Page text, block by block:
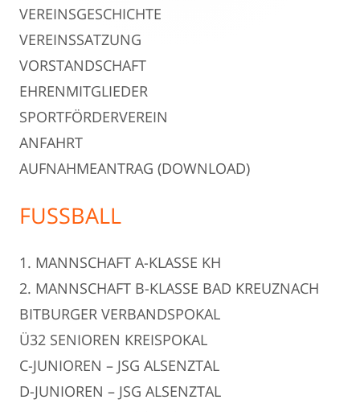
VEREINSGESCHICHTE
VEREINSSATZUNG
VORSTANDSCHAFT
EHRENMITGLIEDER
SPORTFÖRDERVEREIN
ANFAHRT
AUFNAHMEANTRAG (DOWNLOAD)
FUSSBALL
1. MANNSCHAFT A-KLASSE KH
2. MANNSCHAFT B-KLASSE BAD KREUZNACH
BITBURGER VERBANDSPOKAL
Ü32 SENIOREN KREISPOKAL
C-JUNIOREN – JSG ALSENZTAL
D-JUNIOREN – JSG ALSENZTAL